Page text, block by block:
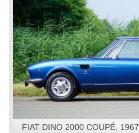
FIAT DINO 2000 COUPÉ, 1967